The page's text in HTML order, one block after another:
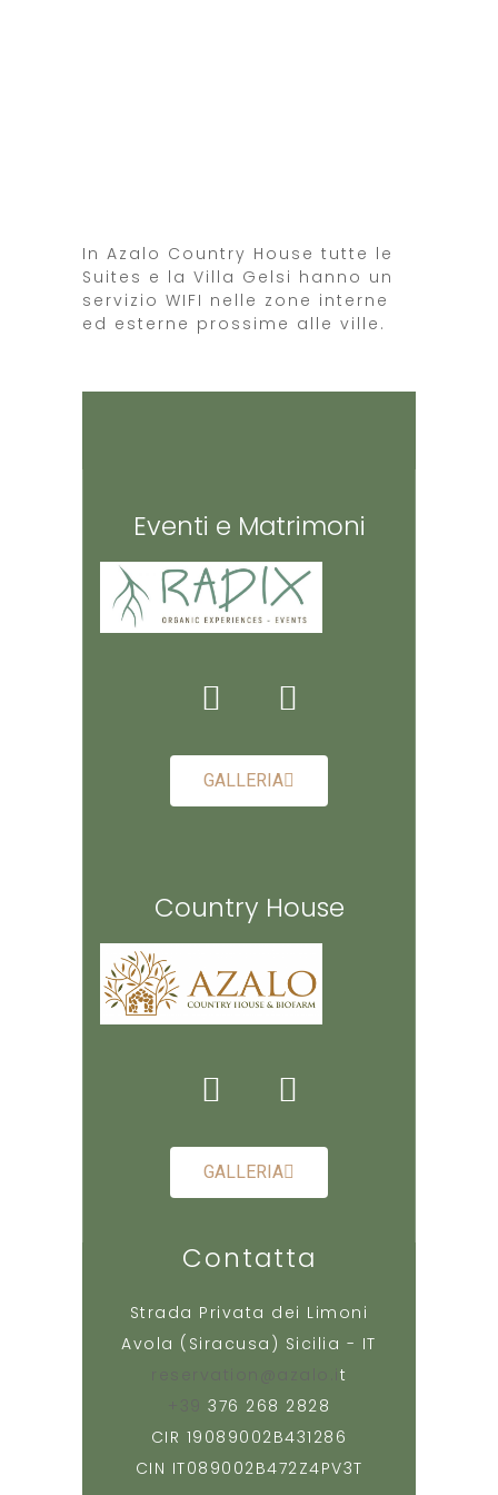
In Azalo Country House tutte le
Suites e la Villa Gelsi hanno un
servizio WIFI nelle zone interne
ed esterne prossime alle ville.
Eventi e Matrimoni
GALLERIA
Country House
GALLERIA
Contatta
Strada Privata dei Limoni
Avola (Siracusa) Sicilia - IT
reservation@azalo.i t
+39 376 268 2828
CIR 19089002B431286
CIN IT089002B472Z4PV3T